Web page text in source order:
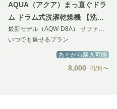
AQUA（アクア）まっ直ぐドラ
ム ドラム式洗濯乾燥機 【洗濯
8kg/乾燥4.5kg】ヒーター乾燥
タイプ
最新モデル（AQW-D8A） サファイアブラック / 左開き
いつでも返せるプラン
あとから購入可能
8,000 円/月〜